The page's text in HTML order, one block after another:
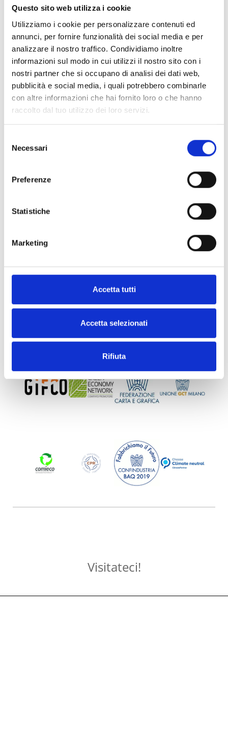
Questo sito web utilizza i cookie
Utilizziamo i cookie per personalizzare contenuti ed
annunci, per fornire funzionalità dei social media e per
analizzare il nostro traffico. Condividiamo inoltre
informazioni sul modo in cui utilizzi il nostro sito con i
nostri partner che si occupano di analisi dei dati web,
pubblicità e social media, i quali potrebbero combinarle
con altre informazioni che hai fornito loro o che hanno
raccolto dal tuo utilizzo dei loro servizi.
delNecessari
Preferenze
Statistiche
Marketing
Accetta tutti
Accetta selezionati
Rifiuta
Packaging sulle conseguenze di
Space, Sustainability and
Press Release – Pallet Calculator
Visitateci!